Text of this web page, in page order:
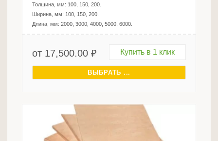
Толщина, мм: 100, 150, 200.
Ширина, мм: 100, 150, 200.
Длина, мм: 2000, 3000, 4000, 5000, 6000.
от 17,500.00 ₽ Купить в 1 клик
ВЫБРАТЬ ...